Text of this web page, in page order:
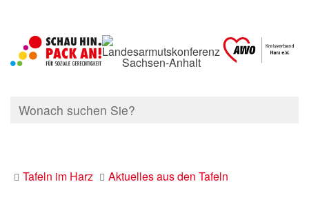
Tafeln im Harz Aktuelles aus den Tafeln